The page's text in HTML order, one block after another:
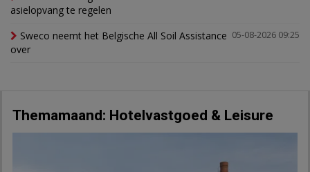
asielopvang te regelen
05-08-2026 09:25
Sweco neemt het Belgische All Soil Assistance
over
Themamaand: Hotelvastgoed & Leisure